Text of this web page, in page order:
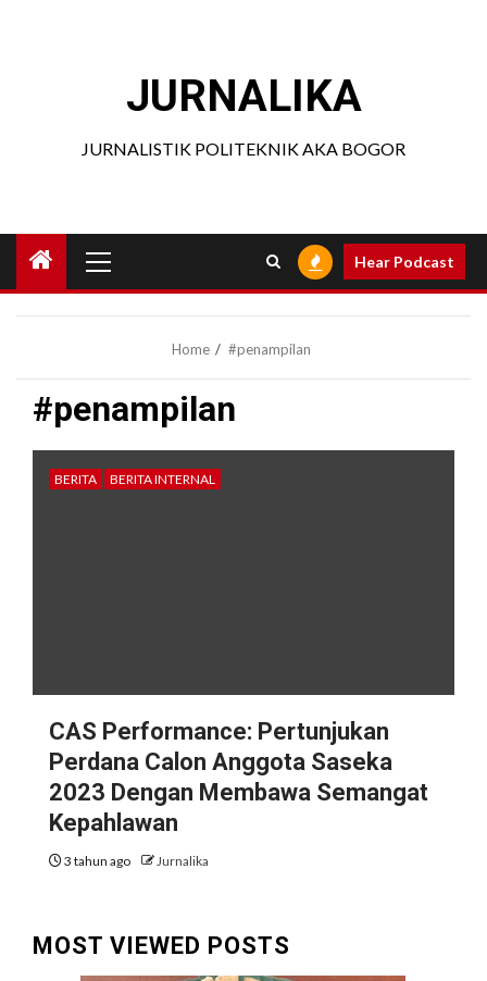
JURNALIKA
JURNALISTIK POLITEKNIK AKA BOGOR
Menu
Hear Podcast
Home #penampilan
#penampilan
BERITA BERITA INTERNAL
CAS Performance: Pertunjukan
Perdana Calon Anggota Saseka
2023 Dengan Membawa Semangat
Kepahlawan
3 tahun ago Jurnalika
MOST VIEWED POSTS